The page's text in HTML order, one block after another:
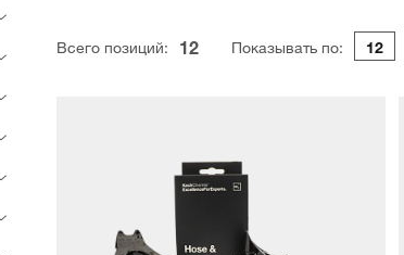
Всего позиций: 12 Показывать по: 12